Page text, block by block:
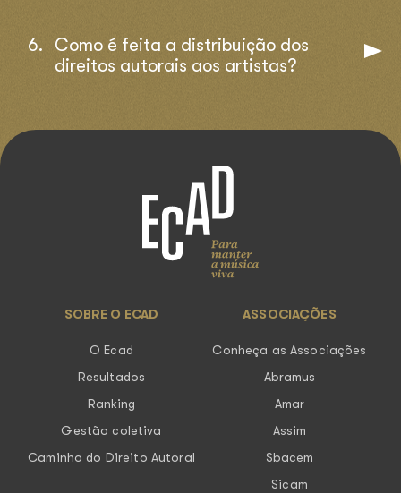
Como é feita a distribuição dos
direitos autorais aos artistas?
SOBRE O ECAD
O Ecad
Resultados
Ranking
Gestão coletiva
Caminho do Direito Autoral
ASSOCIAÇÕES
Conheça as Associações
Abramus
Amar
Assim
Sbacem
Sicam